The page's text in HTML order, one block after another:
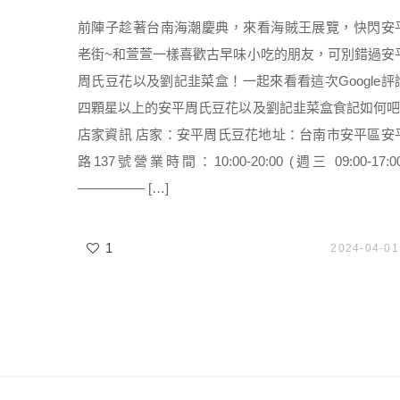
前陣子趁著台南海潮慶典，來看海賊王展覽，快閃安
老街~和萱萱一樣喜歡古早味小吃的朋友，可別錯過安
周氏豆花以及劉記韭菜盒！一起來看看這次Google評
四顆星以上的安平周氏豆花以及劉記韭菜盒食記如何
店家資訊 店家：安平周氏豆花地址：台南市安平區安
路137號營業時間：10:00-20:00 (週三 09:00-
————— […]
1 2024-04-01